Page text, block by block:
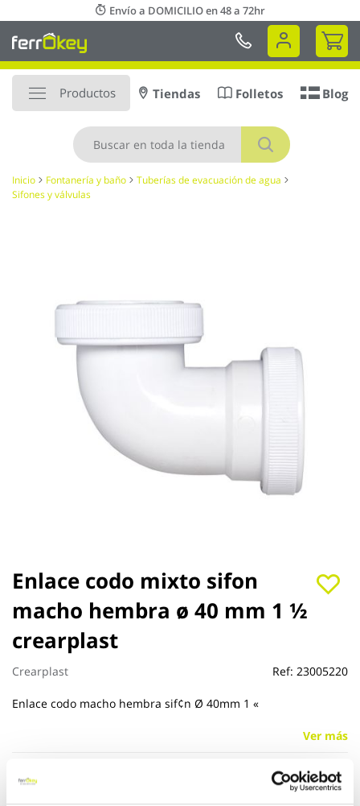
al
contenido
Envío a DOMICILIO en 48 a 72hr
Mi
Productos
Buscar
Tiendas Folletos Blog
Inicio Fontanería y baño
Tuberías de evacuación de agua
Sifones y válvulas
Enlace codo mixto sifon
macho hembra ø 40 mm 1 ½
crearplast
Crearplast Ref: 23005220
Enlace codo macho hembra sif¢n Ø 40mm 1 «
Ver más
1,60 €
imágenes
Saltar
al
comienzo
de
la
galería
de